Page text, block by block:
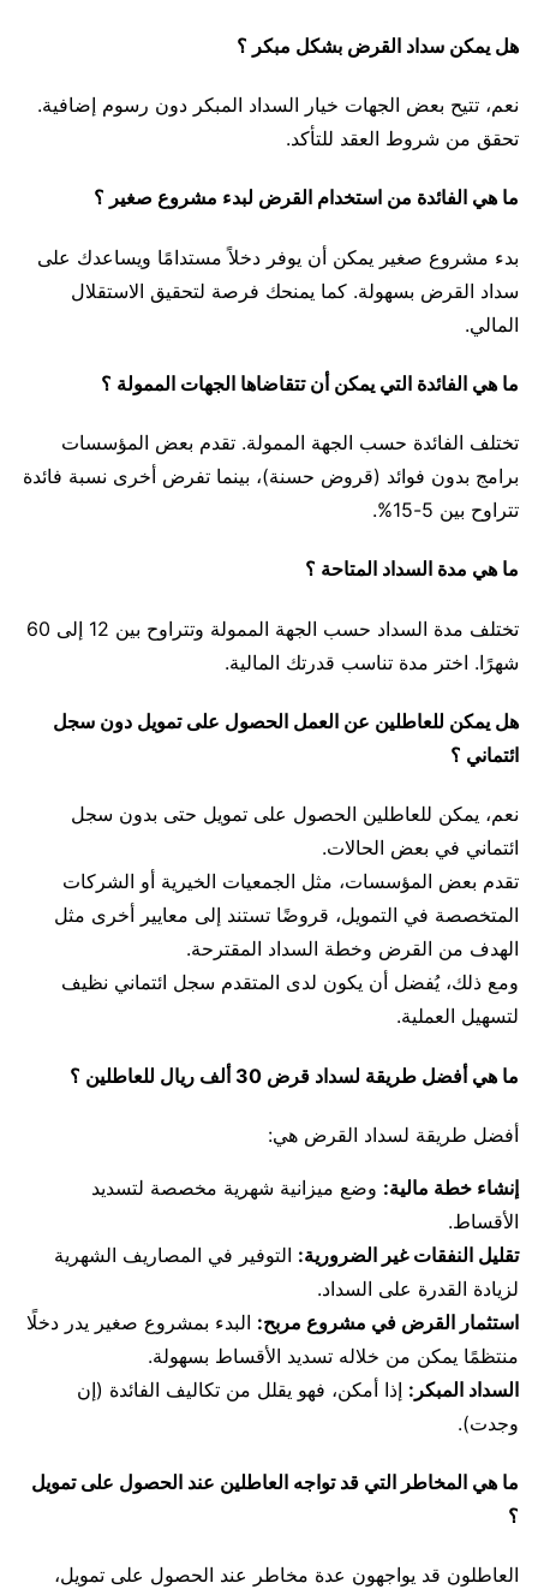
هل يمكن سداد القرض بشكل مبكر ؟
نعم، تتيح بعض الجهات خيار السداد المبكر دون رسوم إضافية.
تحقق من شروط العقد للتأكد.
ما هي الفائدة من استخدام القرض لبدء مشروع صغير ؟
بدء مشروع صغير يمكن أن يوفر دخلاً مستدامًا ويساعدك على
سداد القرض بسهولة. كما يمنحك فرصة لتحقيق الاستقلال
المالي.
ما هي الفائدة التي يمكن أن تتقاضاها الجهات الممولة ؟
تختلف الفائدة حسب الجهة الممولة. تقدم بعض المؤسسات
برامج بدون فوائد (قروض حسنة)، بينما تفرض أخرى نسبة فائدة
تتراوح بين 5-15%.
ما هي مدة السداد المتاحة ؟
تختلف مدة السداد حسب الجهة الممولة وتتراوح بين 12 إلى 60
شهرًا. اختر مدة تناسب قدرتك المالية.
هل يمكن للعاطلين عن العمل الحصول على تمويل دون سجل
ائتماني ؟
نعم، يمكن للعاطلين الحصول على تمويل حتى بدون سجل
ائتماني في بعض الحالات.
تقدم بعض المؤسسات، مثل الجمعيات الخيرية أو الشركات
المتخصصة في التمويل، قروضًا تستند إلى معايير أخرى مثل
الهدف من القرض وخطة السداد المقترحة.
ومع ذلك، يُفضل أن يكون لدى المتقدم سجل ائتماني نظيف
لتسهيل العملية.
ما هي أفضل طريقة لسداد قرض 30 ألف ريال للعاطلين ؟
أفضل طريقة لسداد القرض هي:
إنشاء خطة مالية: وضع ميزانية شهرية مخصصة لتسديد
الأقساط.
تقليل النفقات غير الضرورية: التوفير في المصاريف الشهرية
لزيادة القدرة على السداد.
استثمار القرض في مشروع مربح: البدء بمشروع صغير يدر دخلًا
منتظمًا يمكن من خلاله تسديد الأقساط بسهولة.
السداد المبكر: إذا أمكن، فهو يقلل من تكاليف الفائدة (إن
وجدت).
ما هي المخاطر التي قد تواجه العاطلين عند الحصول على تمويل
؟
العاطلون قد يواجهون عدة مخاطر عند الحصول على تمويل،